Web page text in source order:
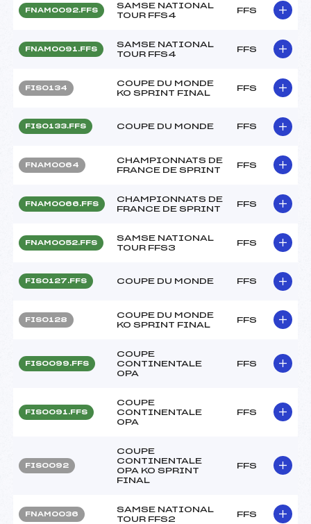
FNAM0092.FFS
SAMSE NATIONAL
TOUR FFS4
FFS
FNAM0091.FFS
SAMSE NATIONAL
TOUR FFS4
FFS
FIS0134
COUPE DU MONDE
KO SPRINT FINAL
FFS
FIS0133.FFS COUPE DU MONDE FFS
FNAM0064
CHAMPIONNATS DE
FRANCE DE SPRINT
FFS
FNAM0066.FFS
CHAMPIONNATS DE
FRANCE DE SPRINT
FFS
FNAM0052.FFS
SAMSE NATIONAL
TOUR FFS3
FFS
FIS0127.FFS COUPE DU MONDE FFS
FIS0128
COUPE DU MONDE
KO SPRINT FINAL
FFS
FIS0099.FFS
COUPE
CONTINENTALE
OPA
FFS
FIS0091.FFS
COUPE
CONTINENTALE
OPA
FFS
FIS0092
COUPE
CONTINENTALE
OPA KO SPRINT
FINAL
FFS
FNAM0036
SAMSE NATIONAL
TOUR FFS2
FFS